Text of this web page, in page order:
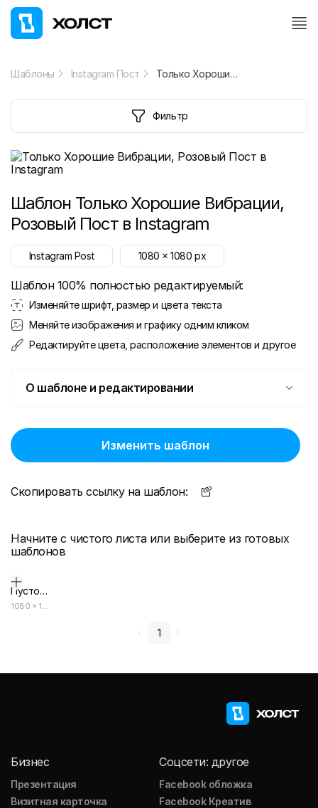
Шаблоны Instagram Пост Только Хорошие Вибрации, Розовый Пост в Instagram
Фильтр
Шаблон Только Хорошие Вибрации,
Розовый Пост в Instagram
Instagram Post 1080 x1080 px
Шаблон 100% полностью редактируемый:
Изменяйте шрифт, размер и цвета текста
Меняйте изображения и графику одним кликом
Редактируйте цвета, расположение элементов и другое
О шаблоне и редактировании
Изменить шаблон
Скопировать ссылку на шаблон:
Начните с чистого листа или выберите из готовых
шаблонов
Пустой дизайн-макет
1080 × 1080
1
Бизнес
Презентация
Визитная карточка
Соцсети: другое
Facebook обложка
Facebook Креатив